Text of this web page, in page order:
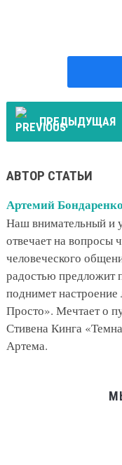
ПРЕДЫДУЩАЯ
АВТОР СТАТЬИ
Артемий Бондаренко
Наш внимательный и
отвечает на вопросы
человеческого
радостью предложит
поднимет
Просто». Мечтает о
Стивена Кинга
Артема.